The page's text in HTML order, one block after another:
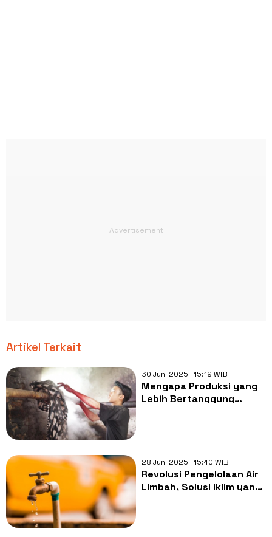
Artikel Terkait
30 Juni 2025 | 15:19 WIB
Mengapa Produksi yang
Lebih Bertanggung
28 Juni 2025 | 15:40 WIB
Revolusi Pengelolaan Air
Limbah, Solusi Iklim yang